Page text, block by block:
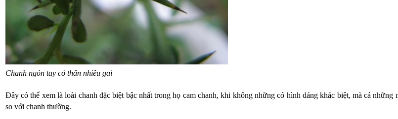
Chanh ngón tay có thân nhiều gai
Đây có thể xem là loài chanh đặc biệt bậc nhất trong họ cam chanh, khi không những có hình dáng khác biệt, mà cả
so với chanh thường.